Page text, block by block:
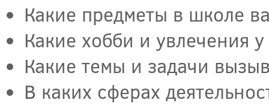
Какие предметы в школе
Какие хобби и увлечения у
Какие темы и задачи
В каких сферах